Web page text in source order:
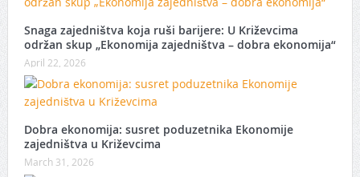
Snaga zajedništva koja ruši barijere: U Križevcima
održan skup „Ekonomija zajedništva – dobra ekonomija“
April 22, 2026
Dobra ekonomija: susret poduzetnika Ekonomije
zajedništva u Križevcima
March 31, 2026